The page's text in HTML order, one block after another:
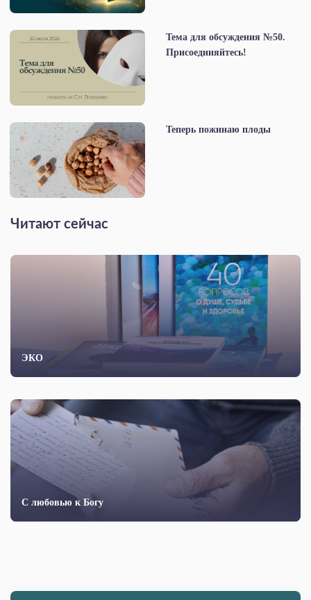
Тема для обсуждения №50.
Присоединяйтесь!
Теперь пожинаю плоды
Читают сейчас
ЭКО
С любовью к Богу